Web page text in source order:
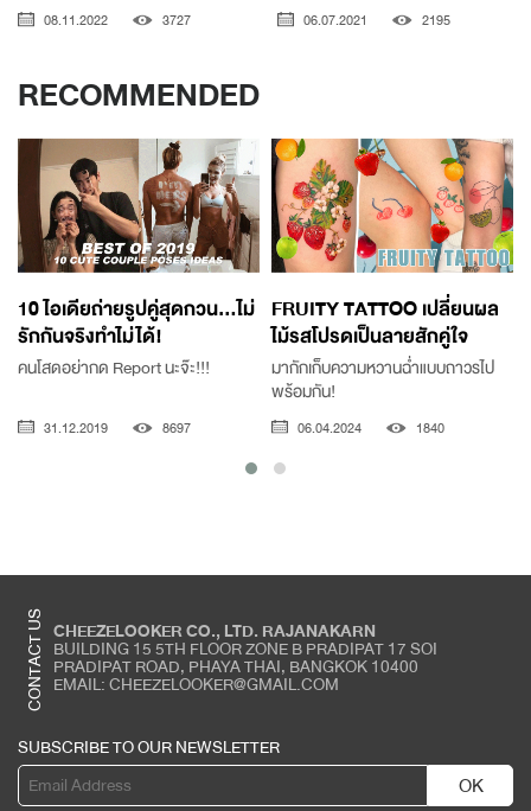
08.11.2022 3727 06.07.2021 2195
RECOMMENDED
10 ไอเดียถ่ายรูปคู่สุดกวน...ไม่
รักกันจริงทำไม่ได้!
คนโสดอย่ากด Report นะจ๊ะ!!!
31.12.2019 8697
FRUITY TATTOO เปลี่ยนผล
ไม้รสโปรดเป็นลายสักคู่ใจ
มากักเก็บความหวานฉ่ำแบบถาวรไป
พร้อมกัน!
06.04.2024 1840
CONTACT US CHEEZELOOKER CO., LTD. RAJANAKARN
BUILDING 15 5TH FLOOR ZONE B PRADIPAT 17 SOI
PRADIPAT ROAD, PHAYA THAI, BANGKOK 10400
EMAIL: CHEEZELOOKER@GMAIL.COM
SUBSCRIBE TO OUR NEWSLETTER
OK